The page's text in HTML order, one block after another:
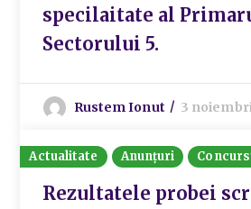
specilaitate al
Sectorului 5.
Rustem Ionut 3
Actualitate Anunțuri
Rezultatele probei